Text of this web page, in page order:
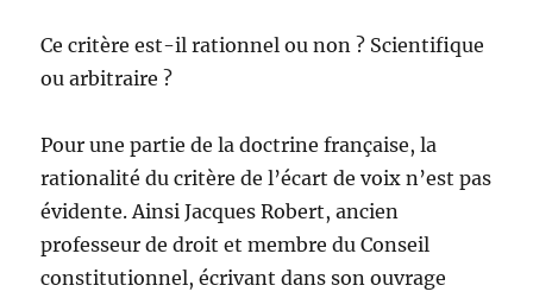
Ce critère est-il rationnel ou non ? Scientifique
ou arbitraire ?
Pour une partie de la doctrine française, la
rationalité du critère de l’écart de voix n’est pas
évidente. Ainsi Jacques Robert, ancien
professeur de droit et membre du Conseil
constitutionnel, écrivant dans son ouvrage